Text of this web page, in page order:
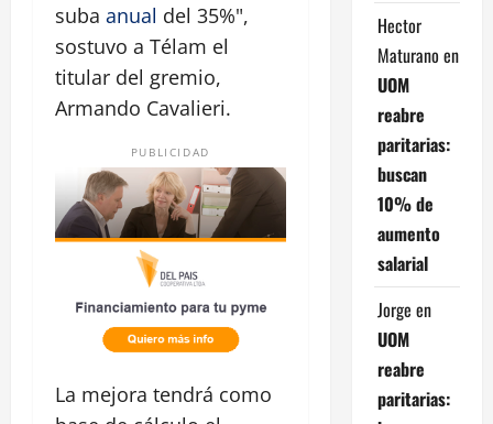
suba anual del 35%",
sostuvo a Télam el
titular del gremio,
Armando Cavalieri.
PUBLICIDAD
La mejora tendrá como
Hector
Maturano en
UOM
reabre
paritarias:
buscan
10% de
aumento
salarial
Jorge en
UOM
reabre
paritarias: